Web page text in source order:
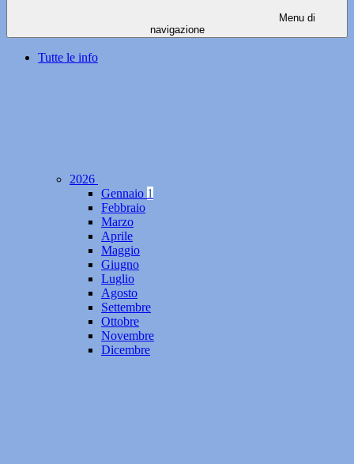
Menu di
navigazione
Tutte le info
2026
Gennaio 1
Febbraio
Marzo
Aprile
Maggio
Giugno
Luglio
Agosto
Settembre
Ottobre
Novembre
Dicembre